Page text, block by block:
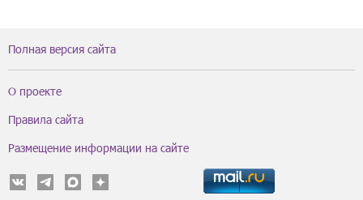
Полная версия сайта
О проекте
Правила сайта
Размещение информации на сайте